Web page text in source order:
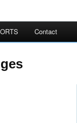
Contact